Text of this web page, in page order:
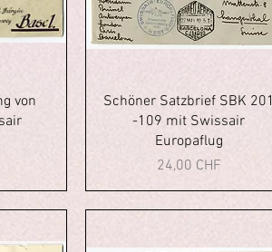
von
Vista rapida
Schöner Satzbrief SBK 201
-109 mit Swissair
Europaflug
Prezzo
24,00 CHF